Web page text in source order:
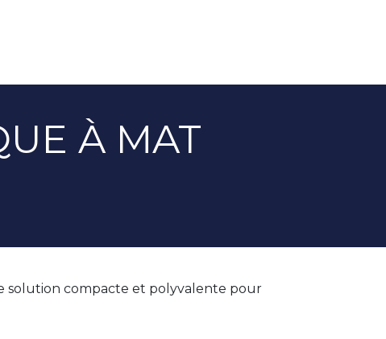
À MAT
solution compacte et polyvalente pour